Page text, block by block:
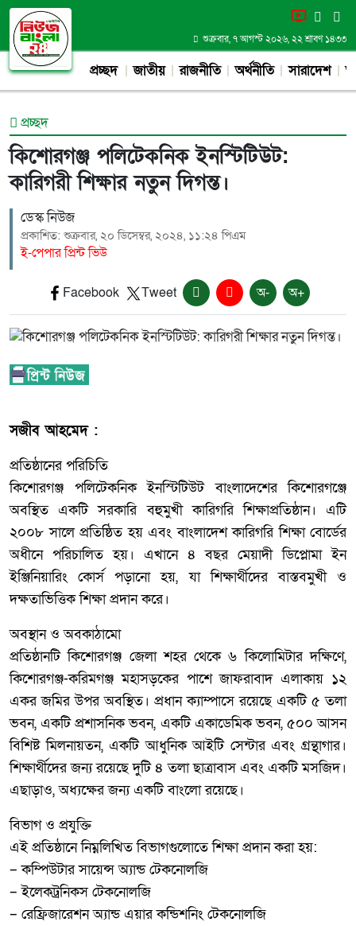
শুক্রবার, ৭ আগস্ট ২০২৬, ২২ শ্রাবণ ১৪৩৩
প্রচ্ছদ জাতীয় রাজনীতি অর্থনীতি সারাদেশ
প্রচ্ছদ
কিশোরগঞ্জ পলিটেকনিক ইনস্টিটিউট:
কারিগরী শিক্ষার নতুন দিগন্ত।
ডেস্ক নিউজ
প্রকাশিত: শুক্রবার, ২০ ডিসেম্বর, ২০২৪, ১১:২৪ পিএম
ই-পেপার প্রিন্ট ভিউ
Facebook Tweet অ- অ+
সজীব আহমেদ :
প্রতিষ্ঠানের পরিচিতি
কিশোরগঞ্জ পলিটেকনিক ইনস্টিটিউট বাংলাদেশের কিশোরগঞ্জে
অবস্থিত একটি সরকারি বহুমুখী কারিগরি শিক্ষাপ্রতিষ্ঠান। এটি
২০০৮ সালে প্রতিষ্ঠিত হয় এবং বাংলাদেশ কারিগরি শিক্ষা বোর্ডের
অধীনে পরিচালিত হয়। এখানে ৪ বছর মেয়াদী ডিপ্লোমা ইন
ইঞ্জিনিয়ারিং কোর্স পড়ানো হয়, যা শিক্ষার্থীদের বাস্তবমুখী ও
দক্ষতাভিত্তিক শিক্ষা প্রদান করে।
অবস্থান ও অবকাঠামো
প্রতিষ্ঠানটি কিশোরগঞ্জ জেলা শহর থেকে ৬ কিলোমিটার দক্ষিণে,
কিশোরগঞ্জ-করিমগঞ্জ মহাসড়কের পাশে জাফরাবাদ এলাকায় ১২
একর জমির উপর অবস্থিত। প্রধান ক্যাম্পাসে রয়েছে একটি ৫ তলা
ভবন, একটি প্রশাসনিক ভবন, একটি একাডেমিক ভবন, ৫০০ আসন
বিশিষ্ট মিলনায়তন, একটি আধুনিক আইটি সেন্টার এবং গ্রন্থাগার।
শিক্ষার্থীদের জন্য রয়েছে দুটি ৪ তলা ছাত্রাবাস এবং একটি মসজিদ।
এছাড়াও, অধ্যক্ষের জন্য একটি বাংলো রয়েছে।
বিভাগ ও প্রযুক্তি
এই প্রতিষ্ঠানে নিম্নলিখিত বিভাগগুলোতে শিক্ষা প্রদান করা হয়:
– কম্পিউটার সায়েন্স অ্যান্ড টেকনোলজি
– ইলেকট্রনিকস টেকনোলজি
– রেফ্রিজারেশন অ্যান্ড এয়ার কন্ডিশনিং টেকনোলজি